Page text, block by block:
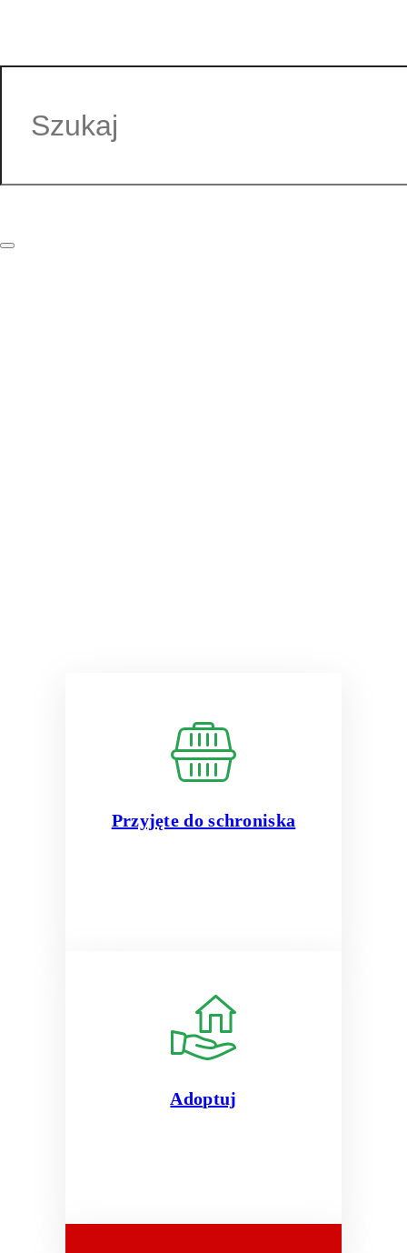
Przyjęte do schroniska
Adoptuj